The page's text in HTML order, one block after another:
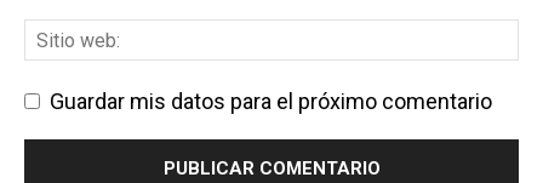
Guardar mis datos para el próximo comentario